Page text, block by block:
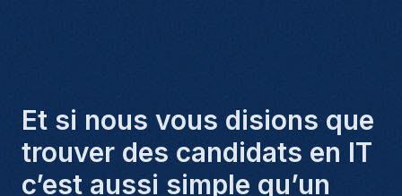
Et si nous vous disions que
trouver des candidats en IT
c’est aussi simple qu’un